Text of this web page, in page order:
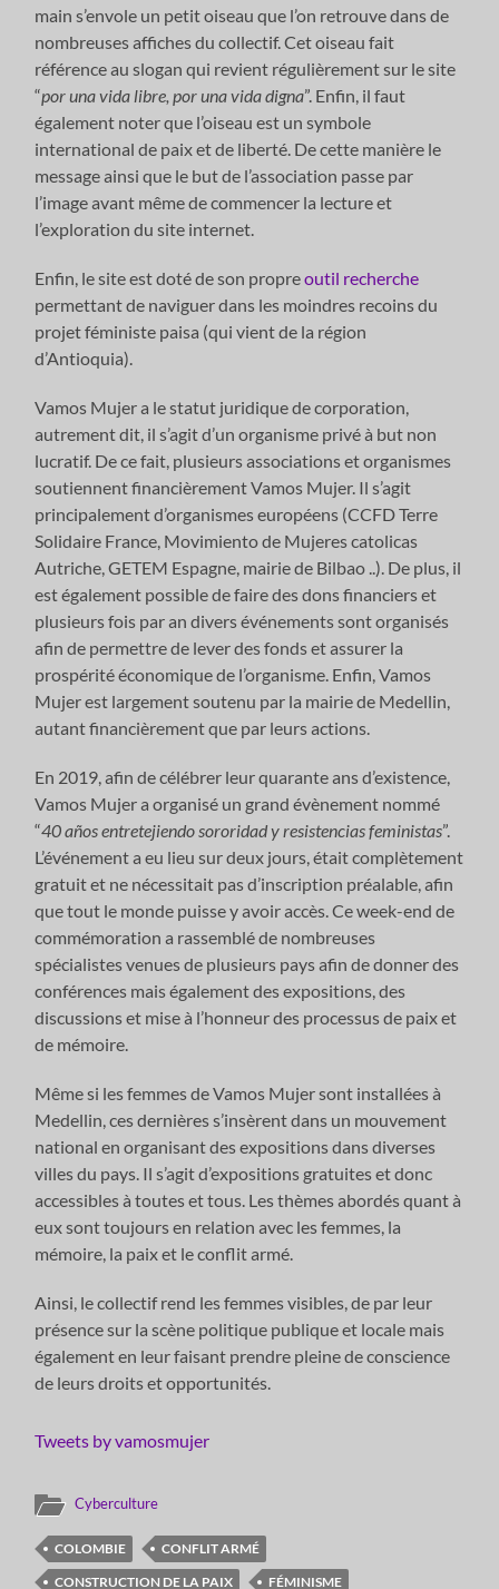
main s’envole un petit oiseau que l’on retrouve dans de
nombreuses affiches du collectif. Cet oiseau fait
référence au slogan qui revient régulièrement sur le site
“por una vida libre, por una vida digna”. Enfin, il faut
également noter que l’oiseau est un symbole
international de paix et de liberté. De cette manière le
message ainsi que le but de l’association passe par
l’image avant même de commencer la lecture et
l’exploration du site internet.
Enfin, le site est doté de son propreoutil recherche
permettant de naviguer dans les moindres recoins du
projet féministe paisa (qui vient de la région
d’Antioquia).
Vamos Mujer a le statut juridique de corporation,
autrement dit, il s’agit d’un organisme privé à but non
lucratif. De ce fait, plusieurs associations et organismes
soutiennent financièrement Vamos Mujer. Il s’agit
principalement d’organismes européens (CCFD Terre
Solidaire France, Movimiento de Mujeres catolicas
Autriche, GETEM Espagne, mairie de Bilbao ..). De plus, il
est également possible de faire des dons financiers et
plusieurs fois par an divers événements sont organisés
afin de permettre de lever des fonds et assurer la
prospérité économique de l’organisme. Enfin, Vamos
Mujer est largement soutenu par la mairie de Medellin,
autant financièrement que par leurs actions.
En 2019, afin de célébrer leur quarante ans d’existence,
Vamos Mujer a organisé un grand évènement nommé
“40 años entretejiendo sororidad y resistencias feministas”.
L’événement a eu lieu sur deux jours, était complètement
gratuit et ne nécessitait pas d’inscription préalable, afin
que tout le monde puisse y avoir accès. Ce week-end de
commémoration a rassemblé de nombreuses
spécialistes venues de plusieurs pays afin de donner des
conférences mais également des expositions, des
discussions et mise à l’honneur des processus de paix et
de mémoire.
Même si les femmes de Vamos Mujer sont installées à
Medellin, ces dernières s’insèrent dans un mouvement
national en organisant des expositions dans diverses
villes du pays. Il s’agit d’expositions gratuites et donc
accessibles à toutes et tous. Les thèmes abordés quant à
eux sont toujours en relation avec les femmes, la
mémoire, la paix et le conflit armé.
Ainsi, le collectif rend les femmes visibles, de par leur
présence sur la scène politique publique et locale mais
également en leur faisant prendre pleine de conscience
de leurs droits et opportunités.
Tweets by vamosmujer
Cyberculture
COLOMBIE
CONFLIT ARMÉ
CONSTRUCTION DE LA PAIX
FÉMINISME